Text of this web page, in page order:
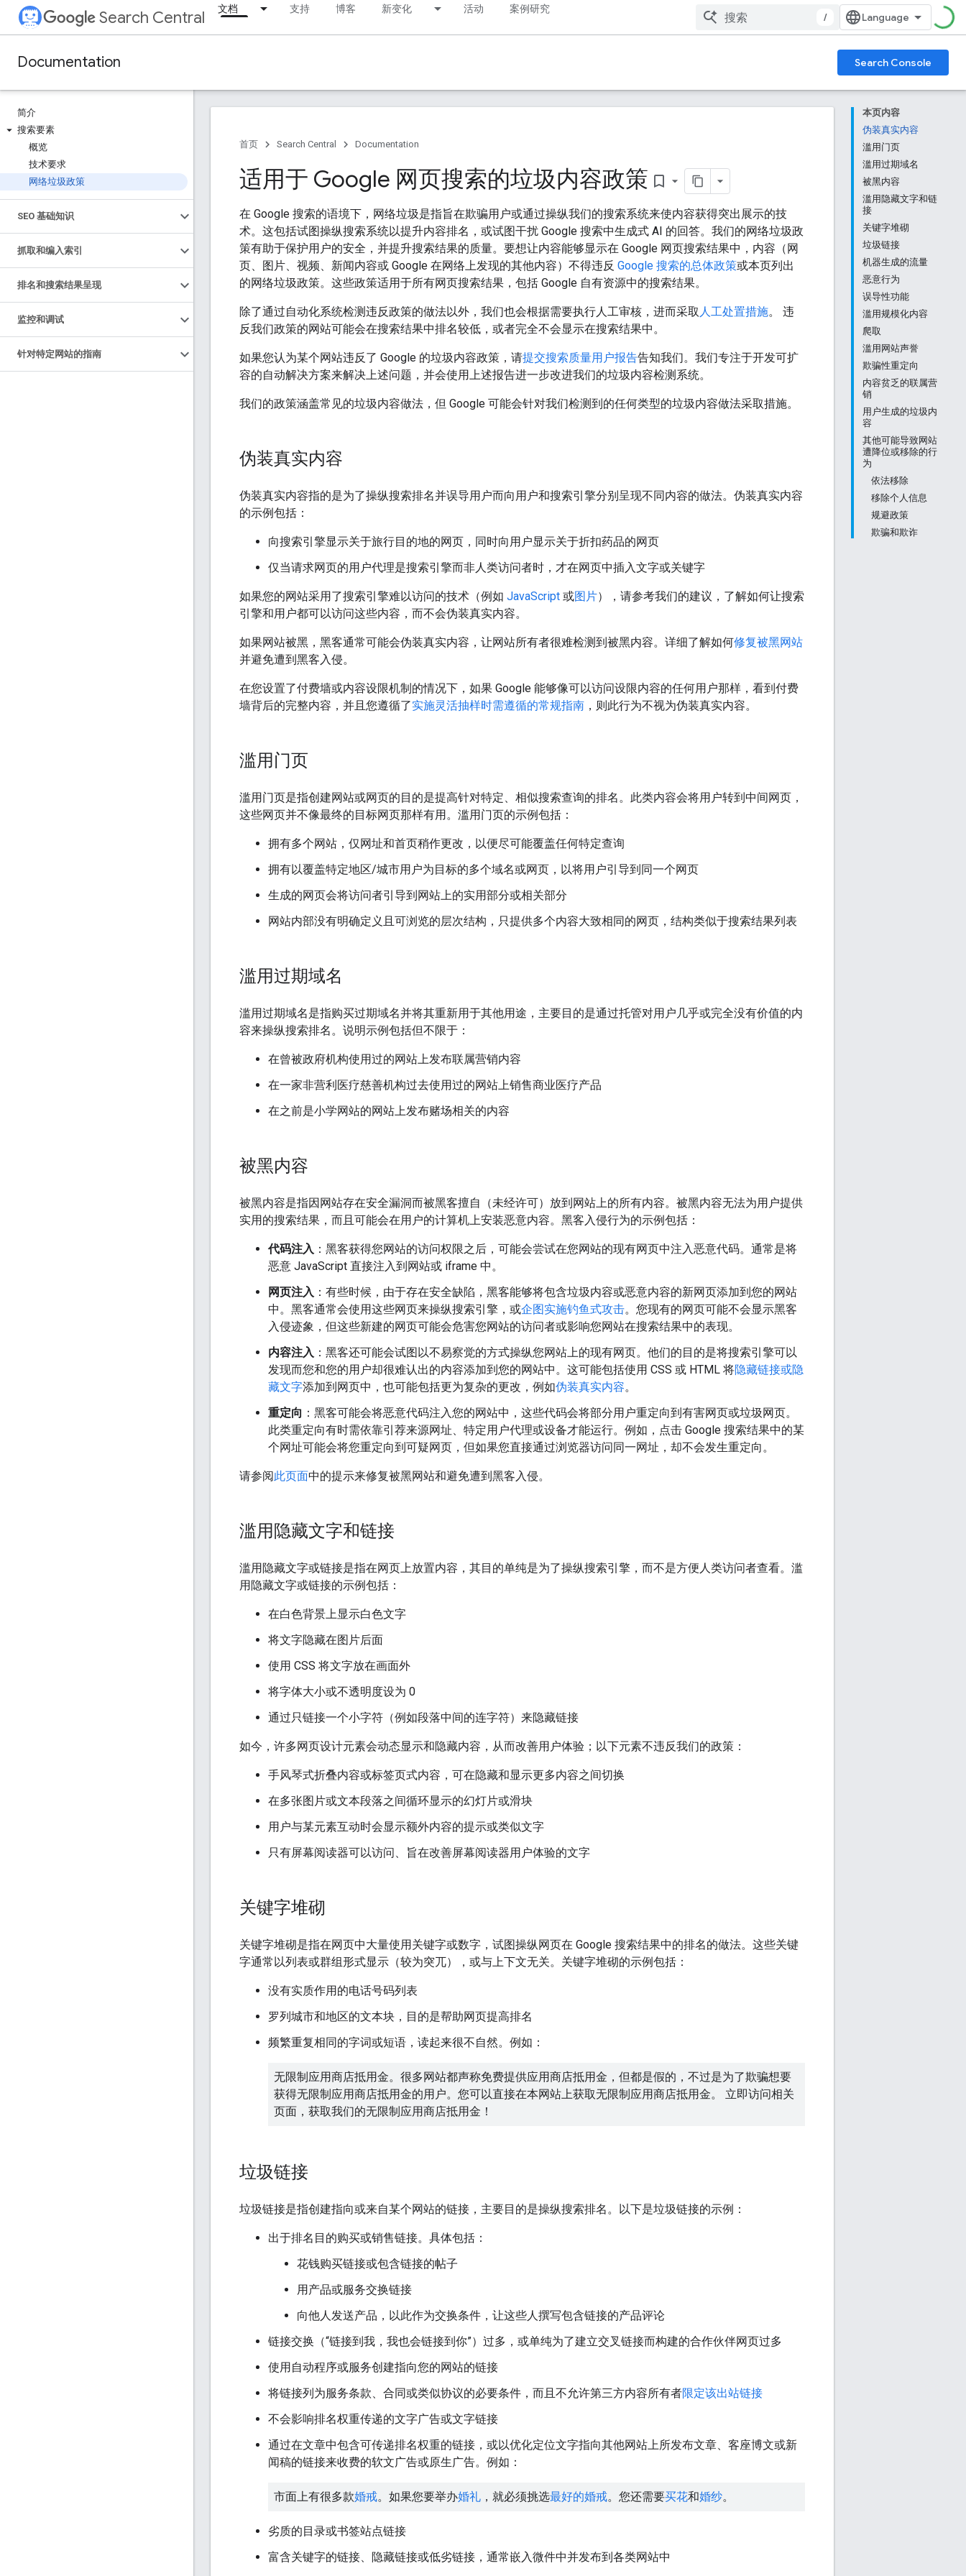
Search Central 文档 支持 博客 新变化 活动 案例研究
/
Documentation Search Console
简介
搜索要素
概览
技术要求
网络垃圾政策
SEO 基础知识
抓取和编入索引
排名和搜索结果呈现
监控和调试
针对特定网站的指南
本页内容
伪装真实内容
滥用门页
滥用过期域名
被黑内容
滥用隐藏文字和链
接
关键字堆砌
垃圾链接
机器生成的流量
恶意行为
误导性功能
滥用规模化内容
爬取
滥用网站声誉
欺骗性重定向
内容贫乏的联属营
销
用户生成的垃圾内
容
其他可能导致网站
遭降位或移除的行
为
依法移除
移除个人信息
规避政策
欺骗和欺诈
首页 Search Central Documentation
适用于 Google 网页搜索的垃圾内容政策 bookmark_border
在 Google 搜索的语境下，网络垃圾是指旨在欺骗用户或通过操纵我们的搜索系统来使内容获得突出展示的技
术。这包括试图操纵搜索系统以提升内容排名，或试图干扰 Google 搜索中生成式 AI 的回答。我们的网络垃圾政
策有助于保护用户的安全，并提升搜索结果的质量。要想让内容能够显示在 Google 网页搜索结果中，内容（网
页、图片、视频、新闻内容或 Google 在网络上发现的其他内容）不得违反 Google 搜索的总体政策或本页列出
的网络垃圾政策。这些政策适用于所有网页搜索结果，包括 Google 自有资源中的搜索结果。
除了通过自动化系统检测违反政策的做法以外，我们也会根据需要执行人工审核，进而采取 人工处置措施。 违
反我们政策的网站可能会在搜索结果中排名较低，或者完全不会显示在搜索结果中。
如果您认为某个网站违反了 Google 的垃圾内容政策，请提交搜索质量用户报告告知我们。我们专注于开发可扩
容的自动解决方案来解决上述问题，并会使用上述报告进一步改进我们的垃圾内容检测系统。
我们的政策涵盖常见的垃圾内容做法，但 Google 可能会针对我们检测到的任何类型的垃圾内容做法采取措施。
伪装真实内容
伪装真实内容指的是为了操纵搜索排名并误导用户而向用户和搜索引擎分别呈现不同内容的做法。伪装真实内容
的示例包括：
向搜索引擎显示关于旅行目的地的网页，同时向用户显示关于折扣药品的网页
仅当请求网页的用户代理是搜索引擎而非人类访问者时，才在网页中插入文字或关键字
如果您的网站采用了搜索引擎难以访问的技术（例如 JavaScript 或图片），请参考我们的建议，了解如何让搜索
引擎和用户都可以访问这些内容，而不会伪装真实内容。
如果网站被黑，黑客通常可能会伪装真实内容，让网站所有者很难检测到被黑内容。详细了解如何修复被黑网站
并避免遭到黑客入侵。
在您设置了付费墙或内容设限机制的情况下，如果 Google 能够像可以访问设限内容的任何用户那样，看到付费
墙背后的完整内容，并且您遵循了实施灵活抽样时需遵循的常规指南 ，则此行为不视为伪装真实内容。
滥用门页
滥用门页是指创建网站或网页的目的是提高针对特定、相似搜索查询的排名。此类内容会将用户转到中间网页，
这些网页并不像最终的目标网页那样有用。滥用门页的示例包括：
拥有多个网站，仅网址和首页稍作更改，以便尽可能覆盖任何特定查询
拥有以覆盖特定地区/城市用户为目标的多个域名或网页，以将用户引导到同一个网页
生成的网页会将访问者引导到网站上的实用部分或相关部分
网站内部没有明确定义且可浏览的层次结构，只提供多个内容大致相同的网页，结构类似于搜索结果列表
滥用过期域名
滥用过期域名是指购买过期域名并将其重新用于其他用途，主要目的是通过托管对用户几乎或完全没有价值的内
容来操纵搜索排名。说明示例包括但不限于：
在曾被政府机构使用过的网站上发布联属营销内容
在一家非营利医疗慈善机构过去使用过的网站上销售商业医疗产品
在之前是小学网站的网站上发布赌场相关的内容
被黑内容
被黑内容是指因网站存在安全漏洞而被黑客擅自（未经许可）放到网站上的所有内容。被黑内容无法为用户提供
实用的搜索结果，而且可能会在用户的计算机上安装恶意内容。黑客入侵行为的示例包括：
代码注入 ：黑客获得您网站的访问权限之后，可能会尝试在您网站的现有网页中注入恶意代码。通常是将
恶意 JavaScript 直接注入到网站或 iframe 中。
网页注入 ：有些时候，由于存在安全缺陷，黑客能够将包含垃圾内容或恶意内容的新网页添加到您的网站
中。黑客通常会使用这些网页来操纵搜索引擎，或企图实施钓鱼式攻击。您现有的网页可能不会显示黑客
入侵迹象，但这些新建的网页可能会危害您网站的访问者或影响您网站在搜索结果中的表现。
内容注入 ：黑客还可能会试图以不易察觉的方式操纵您网站上的现有网页。他们的目的是将搜索引擎可以
发现而您和您的用户却很难认出的内容添加到您的网站中。这可能包括使用 CSS 或 HTML 将隐藏链接或隐
藏文字添加到网页中，也可能包括更为复杂的更改，例如伪装真实内容。
重定向 ：黑客可能会将恶意代码注入您的网站中，这些代码会将部分用户重定向到有害网页或垃圾网页。
此类重定向有时需依靠引荐来源网址、特定用户代理或设备才能运行。例如，点击 Google 搜索结果中的某
个网址可能会将您重定向到可疑网页，但如果您直接通过浏览器访问同一网址，却不会发生重定向。
请参阅此页面中的提示来修复被黑网站和避免遭到黑客入侵。
滥用隐藏文字和链接
滥用隐藏文字或链接是指在网页上放置内容，其目的单纯是为了操纵搜索引擎，而不是方便人类访问者查看。滥
用隐藏文字或链接的示例包括：
在白色背景上显示白色文字
将文字隐藏在图片后面
使用 CSS 将文字放在画面外
将字体大小或不透明度设为 0
通过只链接一个小字符（例如段落中间的连字符）来隐藏链接
如今，许多网页设计元素会动态显示和隐藏内容，从而改善用户体验；以下元素不违反我们的政策：
手风琴式折叠内容或标签页式内容，可在隐藏和显示更多内容之间切换
在多张图片或文本段落之间循环显示的幻灯片或滑块
用户与某元素互动时会显示额外内容的提示或类似文字
只有屏幕阅读器可以访问、旨在改善屏幕阅读器用户体验的文字
关键字堆砌
关键字堆砌是指在网页中大量使用关键字或数字，试图操纵网页在 Google 搜索结果中的排名的做法。这些关键
字通常以列表或群组形式显示（较为突兀），或与上下文无关。关键字堆砌的示例包括：
没有实质作用的电话号码列表
罗列城市和地区的文本块，目的是帮助网页提高排名
频繁重复相同的字词或短语，读起来很不自然。例如：
无限制应用商店抵用金。很多网站都声称免费提供应用商店抵用金，但都是假的，不过是为了欺骗想要
获得无限制应用商店抵用金的用户。您可以直接在本网站上获取无限制应用商店抵用金。 立即访问相关
页面，获取我们的无限制应用商店抵用金！
垃圾链接
垃圾链接是指创建指向或来自某个网站的链接，主要目的是操纵搜索排名。以下是垃圾链接的示例：
出于排名目的购买或销售链接。具体包括：
花钱购买链接或包含链接的帖子
用产品或服务交换链接
向他人发送产品，以此作为交换条件，让这些人撰写包含链接的产品评论
链接交换（“链接到我，我也会链接到你”）过多，或单纯为了建立交叉链接而构建的合作伙伴网页过多
使用自动程序或服务创建指向您的网站的链接
将链接列为服务条款、合同或类似协议的必要条件，而且不允许第三方内容所有者限定该出站链接
不会影响排名权重传递的文字广告或文字链接
通过在文章中包含可传递排名权重的链接，或以优化定位文字指向其他网站上所发布文章、客座博文或新
闻稿的链接来收费的软文广告或原生广告。例如：
市面上有很多款婚戒。如果您要举办婚礼 ，就必须挑选最好的婚戒。您还需要买花和婚纱。
劣质的目录或书签站点链接
富含关键字的链接、隐藏链接或低劣链接，通常嵌入微件中并发布到各类网站中